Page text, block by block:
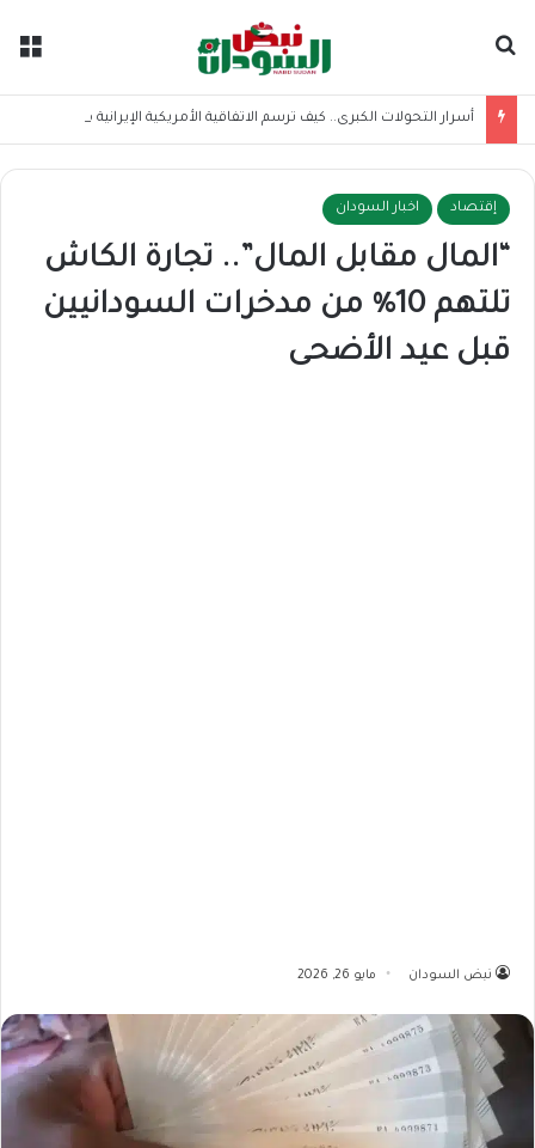
إقتصاد اخبار السودان
“المال مقابل المال”.. تجارة الكاش
تلتهم 10% من مدخرات السودانيين
قبل عيد الأضحى
نبض السودان مايو 26, 2026